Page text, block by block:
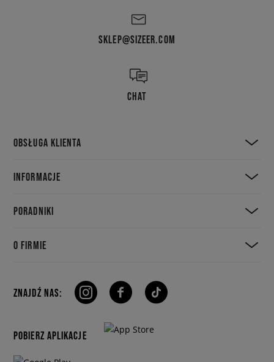
SKLEP@SIZEER.COM
CHAT
OBSŁUGA KLIENTA
INFORMACJE
PORADNIKI
O FIRMIE
ZNAJDŹ NAS:
POBIERZ APLIKACJE